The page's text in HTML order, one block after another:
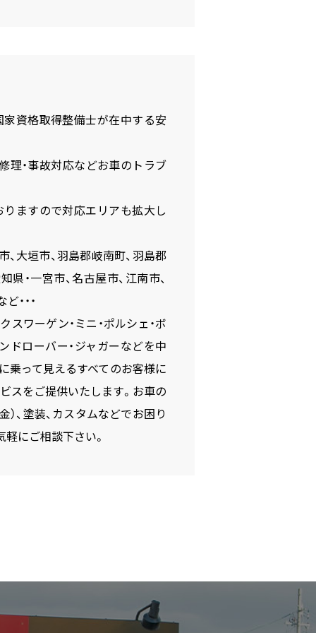
資格取得整備士が在中する安
理・事故対応などお車のトラブ
ますので対応エリアも拡大し
、大垣市、羽島郡岐南町、羽島郡
県・一宮市、名古屋市、江南市、
・・・
スワーゲン・ミニ・ポルシェ・ボ
ドローバー・ジャガーなどを中
乗って見えるすべてのお客様に
スをご提供いたします。お車の
）、塗装、カスタムなどでお困り
にご相談下さい。